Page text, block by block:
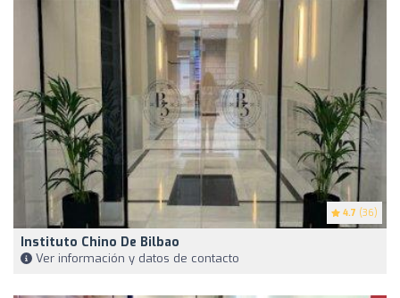
4.7 (36)
Instituto Chino De Bilbao
Ver información y datos de contacto